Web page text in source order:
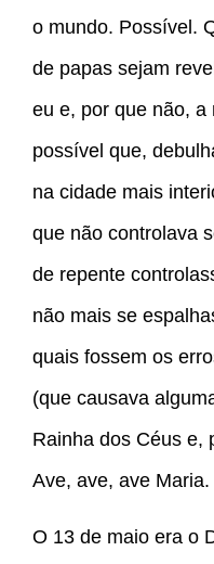
o mundo. Possível.
de papas sejam
eu e, por que não,
possível que,
na cidade mais
que não controlava
de repente
não mais se
quais fossem os
(que causava
Rainha dos Céus e,
Ave, ave, ave Maria.
O 13 de maio era o